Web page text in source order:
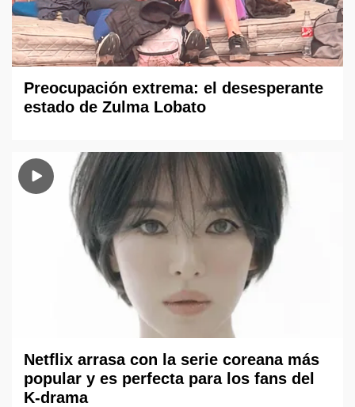
Preocupación extrema: el desesperante
estado de Zulma Lobato
Netflix arrasa con la serie coreana más
popular y es perfecta para los fans del
K-drama